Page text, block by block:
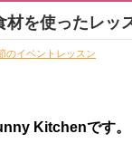
を使ったレッ
のイベントレッスン
Kitchenです。